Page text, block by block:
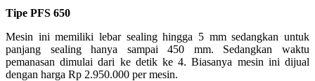
Tipe PFS 650
Mesin ini memiliki lebar sealing hingga 5 mm sedangkan untuk
panjang sealing hanya sampai 450 mm. Sedangkan waktu
pemanasan dimulai dari ke detik ke 4. Biasanya mesin ini dijual
dengan harga Rp 2.950.000 per mesin.